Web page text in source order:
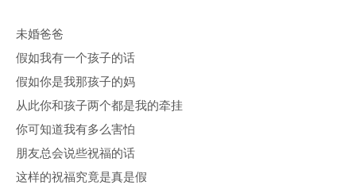
未婚爸爸
假如我有一个孩子的话
假如你是我那孩子的妈
从此你和孩子两个都是我的牵挂
你可知道我有多么害怕
朋友总会说些祝福的话
这样的祝福究竟是真是假